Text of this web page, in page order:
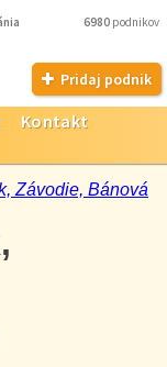
6980 podnikov
Pridaj podnik
Kontakt
Závodie, Bánová